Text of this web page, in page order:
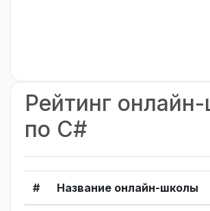
Рейтинг
по C#
# Название онлайн-школы